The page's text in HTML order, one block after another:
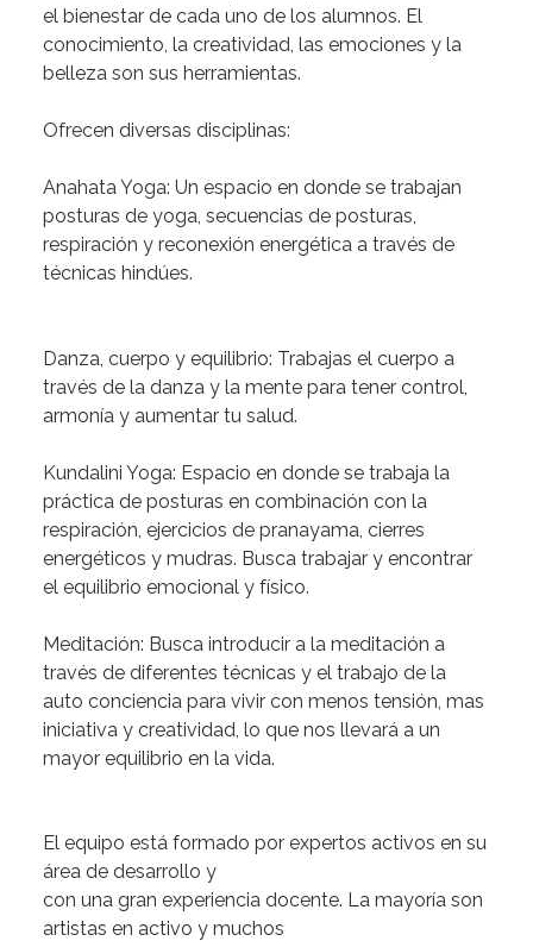
el bienestar de cada uno de los alumnos. El
conocimiento, la creatividad, las emociones y la
belleza son sus herramientas.
Ofrecen diversas disciplinas:
AnahataYoga: Un espacio en donde se trabajan
posturas de yoga, secuencias de posturas,
respiración y reconexión energética a través de
técnicas hindúes.
Danza, cuerpo y equilibrio: Trabajas el cuerpo a
través de la danza y la mente para tener control,
armonía y aumentar tu salud.
Kundalini Yoga: Espacio en donde se trabaja la
práctica de posturas en combinación con la
respiración, ejercicios de pranayama, cierres
energéticos y mudras. Busca trabajar y encontrar
el equilibrio emocional y físico.
Meditación: Busca introducir a la meditación a
través de diferentes técnicas y el trabajo de la
auto conciencia para vivir con menos tensión, mas
iniciativa y creatividad, lo que nos llevará a un
mayor equilibrio en la vida.
El equipo está formado por expertos activos en su
área de desarrollo y
con una gran experiencia docente. La mayoría son
artistas en activo y muchos